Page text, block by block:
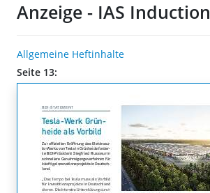
Anzeige - IAS Induction
Allgemeine Heftinhalte
Seite 13: